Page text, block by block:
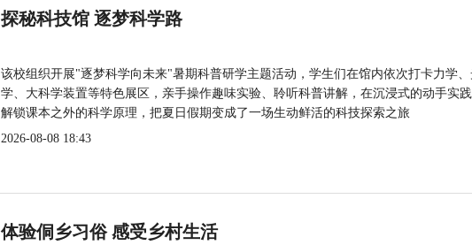
探秘科技馆 逐梦科学路
该校组织开展"逐梦科学向未来"暑期科普研学主题活动，学生们在馆内依次打卡力学
学、大科学装置等特色展区，亲手操作趣味实验、聆听科普讲解，在沉浸式的动手实
解锁课本之外的科学原理，把夏日假期变成了一场生动鲜活的科技探索之旅
2026-08-08 18:43
体验侗乡习俗 感受乡村生活